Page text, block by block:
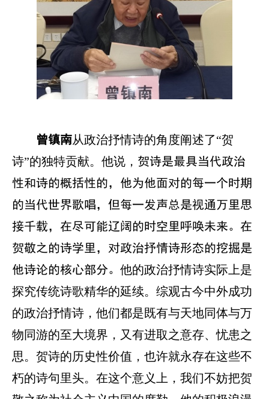
曾镇南从政治抒情诗的角度阐述了“贺
诗”的独特贡献。他说， 贺诗是最具当代政治
性和诗的概括性的，他为他面对的每一个时期
的当代世界歌唱，但每一发声总是视通万里思
接千载，在尽可能辽阔的时空里呼唤未来。在
贺敬之的诗学里，对政治抒情诗形态的挖掘是
他诗论的核心部分。 他的政治抒情诗实际上是
探究传统诗歌精华的延续。综观古今中外成功
的政治抒情诗，他们都是既有与天地同体与万
物同游的至大境界，又有进取之意存、忧患之
思。贺诗的历史性价值，也许就永存在这些不
朽的诗句里头。在这个意义上，我们不妨把贺